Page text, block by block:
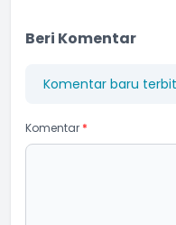
Beri Komentar
Komentar baru
Komentar *